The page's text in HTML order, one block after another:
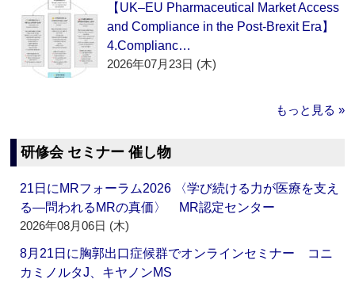
【UK–EU Pharmaceutical Market Access
and Compliance in the Post-Brexit Era】
4.Complianc…
2026年07月23日 (木)
もっと見る »
研修会 セミナー 催し物
21日にMRフォーラム2026 〈学び続ける力が医療を支え
る―問われるMRの真価〉 MR認定センター
2026年08月06日 (木)
8月21日に胸郭出口症候群でオンラインセミナー コニ
カミノルタJ、キヤノンMS